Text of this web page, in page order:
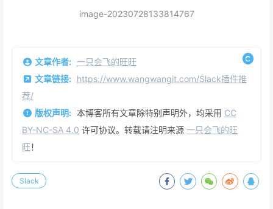
image-20230728133814767
文章作者: 一只会飞的旺旺
文章链接: https://www.wangwangit.com/Slack插件推
荐/
版权声明: 本博客所有文章除特别声明外，均采用 CC
BY-NC-SA 4.0 许可协议。转载请注明来源 一只会飞的旺
旺！
Slack